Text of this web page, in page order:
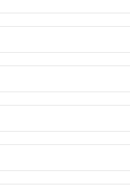
distinguono in base
limitata al
come spezia
in base alla